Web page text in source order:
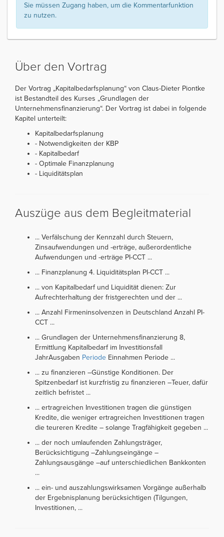
Sie müssen Zugang haben, um die Kommentarfunktion
zu nutzen.
Über den Vortrag
Der Vortrag „Kapitalbedarfsplanung“ von Claus-Dieter Piontke
ist Bestandteil des Kurses „Grundlagen der
Unternehmensfinanzierung“. Der Vortrag ist dabei in folgende
Kapitel unterteilt:
Kapitalbedarfsplanung
- Notwendigkeiten der KBP
- Kapitalbedarf
- Optimale Finanzplanung
- Liquiditätsplan
Auszüge aus dem Begleitmaterial
... Verfälschung der Kennzahl durch Steuern,
Zinsaufwendungen und -erträge, außerordentliche
Aufwendungen und -erträge PI-CCT ...
... Finanzplanung 4. Liquiditätsplan PI-CCT ...
... von Kapitalbedarf und Liquidität dienen: Zur
Aufrechterhaltung der fristgerechten und der ...
... Anzahl Firmeninsolvenzen in Deutschland Anzahl PI-
CCT ...
... Grundlagen der Unternehmensfinanzierung 8,
Ermittlung Kapitalbedarf im Investitionsfall
JahrAusgaben Periode Einnahmen Periode ...
... zu finanzieren –Günstige Konditionen. Der
Spitzenbedarf ist kurzfristig zu finanzieren –Teuer, dafür
zeitlich befristet ...
... ertragreichen Investitionen tragen die günstigen
Kredite, die weniger ertragreichen Investitionen tragen
die teureren Kredite – solange Tragfähigkeit gegeben ...
... der noch umlaufenden Zahlungsträger,
Berücksichtigung –Zahlungseingänge –
Zahlungsausgänge –auf unterschiedlichen Bankkonten
...
... ein- und auszahlungswirksamen Vorgänge außerhalb
der Ergebnisplanung berücksichtigen (Tilgungen,
Investitionen, ...